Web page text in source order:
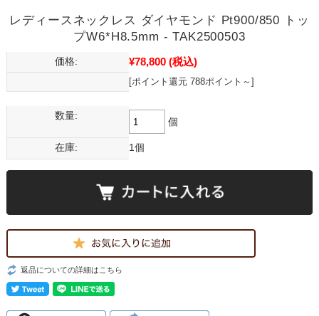
レディースネックレス ダイヤモンド Pt900/850 トッ
プW6*H8.5mm - TAK2500503
価格: ¥78,800 (税込)
[ポイント還元 788ポイント～]
数量:
個
在庫: 1個
返品についての詳細はこちら